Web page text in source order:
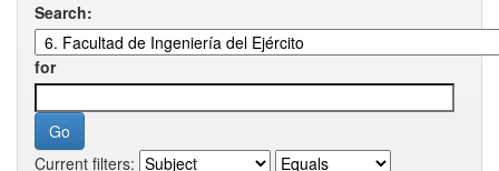
Search:
for
Current filters: